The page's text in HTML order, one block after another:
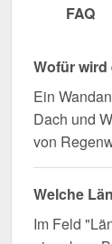
FAQ
Wofür
Ein
Dach und
von
Welche
Im Feld